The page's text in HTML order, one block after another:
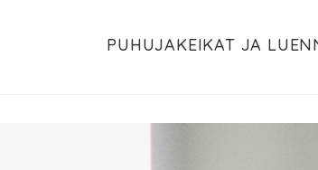
PUHUJAKEIKAT JA